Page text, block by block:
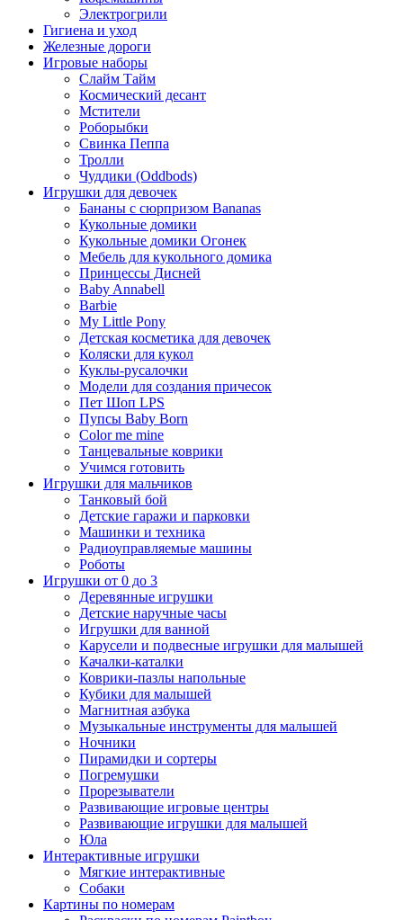
Электрогрили
Гигиена и уход
Железные дороги
Игровые наборы
Слайм Тайм
Космический десант
Мстители
Роборыбки
Свинка Пеппа
Тролли
Чуддики (Oddbods)
Игрушки для девочек
Бананы с сюрпризом Bananas
Кукольные домики
Кукольные домики Огонек
Мебель для кукольного домика
Принцессы Дисней
Baby Annabell
Barbie
My Little Pony
Детская косметика для девочек
Коляски для кукол
Куклы-русалочки
Модели для создания причесок
Пет Шоп LPS
Пупсы Baby Born
Сolor me mine
Танцевальные коврики
Учимся готовить
Игрушки для мальчиков
Танковый бой
Детские гаражи и парковки
Машинки и техника
Радиоуправляемые машины
Роботы
Игрушки от 0 до 3
Деревянные игрушки
Детские наручные часы
Игрушки для ванной
Карусели и подвесные игрушки для малышей
Качалки-каталки
Коврики-пазлы напольные
Кубики для малышей
Магнитная азбука
Музыкальные инструменты для малышей
Ночники
Пирамидки и сортеры
Погремушки
Прорезыватели
Развивающие игровые центры
Развивающие игрушки для малышей
Юла
Интерактивные игрушки
Мягкие интерактивные
Собаки
Картины по номерам